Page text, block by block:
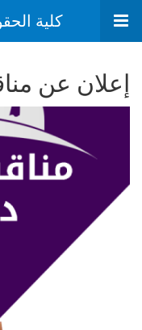
كلية
إعلان عن